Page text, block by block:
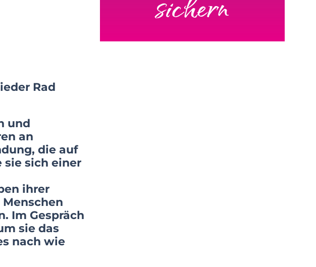
Rad
und
an
die auf
sie sich einer
ihrer
Im Gespräch
sie das
nach wie